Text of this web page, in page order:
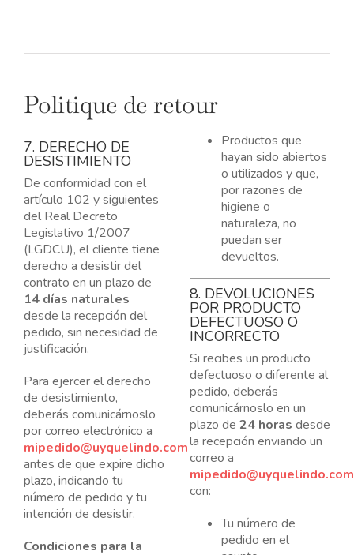
Politique de retour
7. DERECHO DE
DESISTIMIENTO
De conformidad con el
artículo 102 y siguientes
del Real Decreto
Legislativo 1/2007
(LGDCU), el cliente tiene
derecho a desistir del
contrato en un plazo de
14 días naturales
desde la recepción del
pedido, sin necesidad de
justificación.
Para ejercer el derecho
de desistimiento,
deberás comunicárnoslo
por correo electrónico a
mipedido@uyquelindo.com
antes de que expire dicho
plazo, indicando tu
número de pedido y tu
intención de desistir.
Condiciones para la
Productos que
hayan sido abiertos
o utilizados y que,
por razones de
higiene o
naturaleza, no
puedan ser
devueltos.
8. DEVOLUCIONES
POR PRODUCTO
DEFECTUOSO O
INCORRECTO
Si recibes un producto
defectuoso o diferente al
pedido, deberás
comunicárnoslo en un
plazo de 24 horas desde
la recepción enviando un
correo a
mipedido@uyquelindo.com
con:
Tu número de
pedido en el